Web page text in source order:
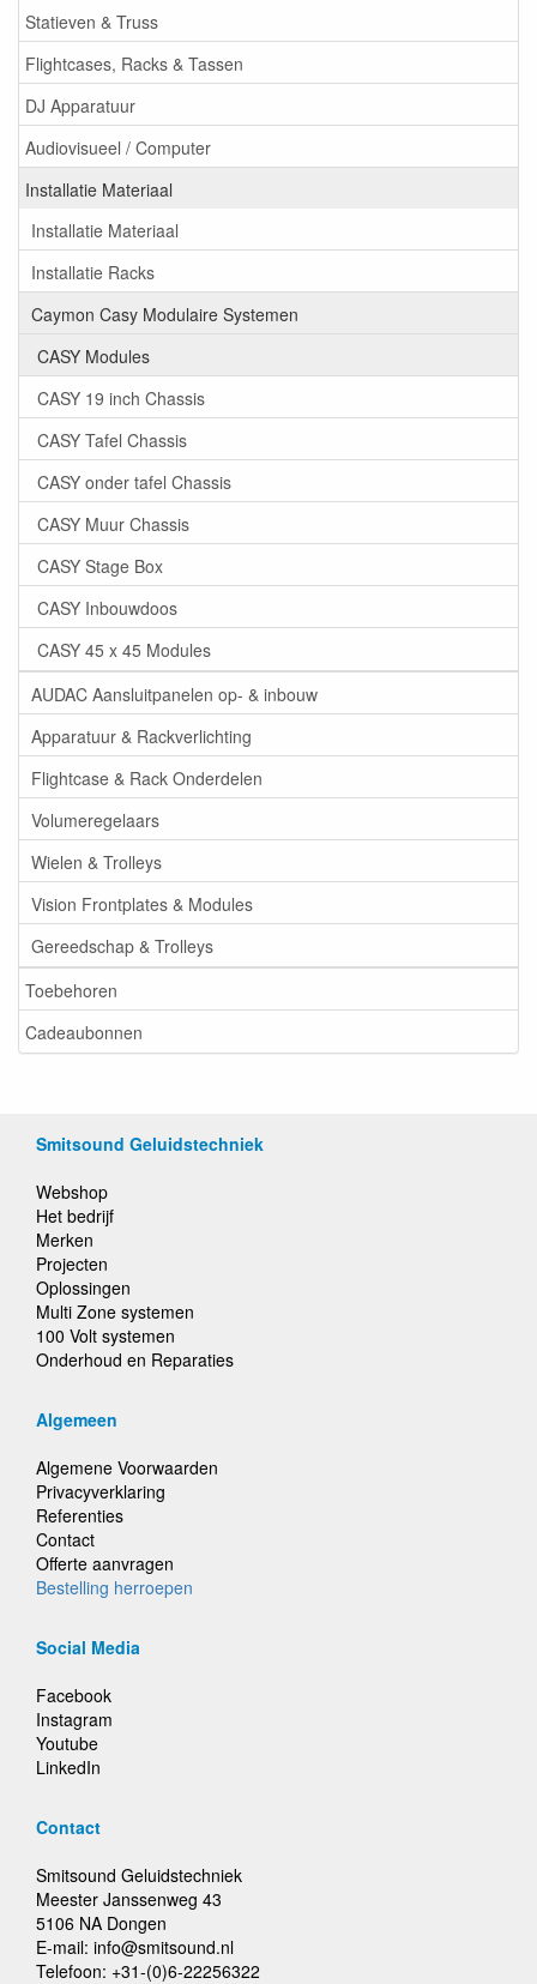
Statieven & Truss
Flightcases, Racks & Tassen
DJ Apparatuur
Audiovisueel / Computer
Installatie Materiaal
Installatie Materiaal
Installatie Racks
Caymon Casy Modulaire Systemen
CASY Modules
CASY 19 inch Chassis
CASY Tafel Chassis
CASY onder tafel Chassis
CASY Muur Chassis
CASY Stage Box
CASY Inbouwdoos
CASY 45 x 45 Modules
AUDAC Aansluitpanelen op- & inbouw
Apparatuur & Rackverlichting
Flightcase & Rack Onderdelen
Volumeregelaars
Wielen & Trolleys
Vision Frontplates & Modules
Gereedschap & Trolleys
Toebehoren
Cadeaubonnen
Smitsound Geluidstechniek
Webshop
Het bedrijf
Merken
Projecten
Oplossingen
Multi Zone systemen
100 Volt systemen
Onderhoud en Reparaties
Algemeen
Algemene Voorwaarden
Privacyverklaring
Referenties
Contact
Offerte aanvragen
Bestelling herroepen
Social Media
Facebook
Instagram
Youtube
LinkedIn
Contact
Smitsound Geluidstechniek
Meester Janssenweg 43
5106 NA Dongen
E-mail: info@smitsound.nl
Telefoon: +31-(0)6-22256322